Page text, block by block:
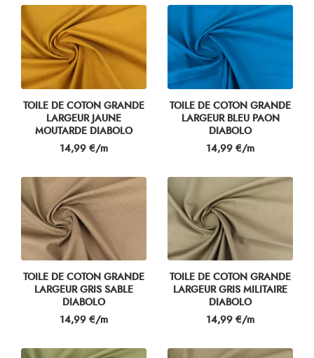
TOILE DE COTON GRANDE
LARGEUR JAUNE
MOUTARDE DIABOLO
Prix
14,99 €/m
TOILE DE COTON GRANDE
LARGEUR BLEU PAON
DIABOLO
Prix
14,99 €/m
TOILE DE COTON GRANDE
LARGEUR GRIS SABLE
DIABOLO
Prix
14,99 €/m
TOILE DE COTON GRANDE
LARGEUR GRIS MILITAIRE
DIABOLO
Prix
14,99 €/m